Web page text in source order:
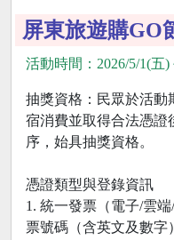
屏東旅遊購GO
活動時間：2026/5/1(五)
抽獎資格：民眾於活動
宿消費並取得合法憑證
序，始具抽獎資格。
憑證類型與登錄資訊
1. 統一發票（電子/雲
票號碼（含英文及數字